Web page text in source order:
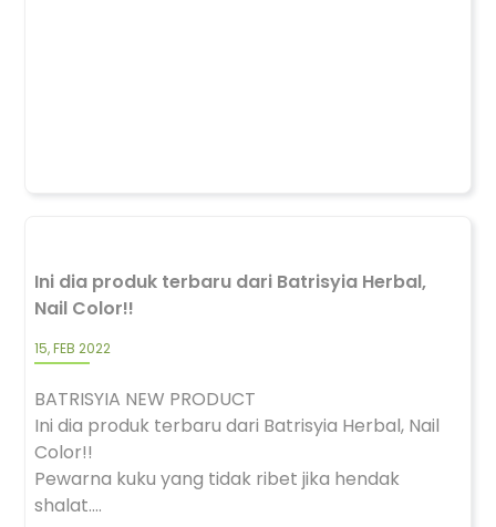
Ini dia produk terbaru dari Batrisyia Herbal,
Nail Color!!
15, FEB 2022
BATRISYIA NEW PRODUCT
Ini dia produk terbaru dari Batrisyia Herbal, Nail
Color!!
Pewarna kuku yang tidak ribet jika hendak
shalat....